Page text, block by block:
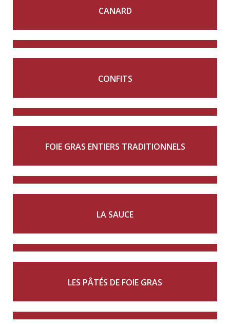
CANARD
CONFITS
FOIE GRAS ENTIERS TRADITIONNELS
LA SAUCE
LES PÂTÉS DE FOIE GRAS